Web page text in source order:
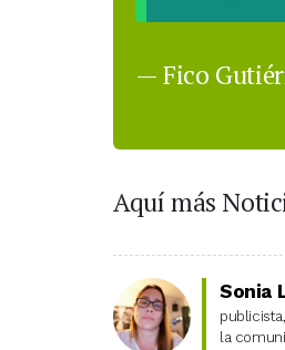
— Fico
Aquí más
Sonia
la